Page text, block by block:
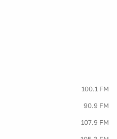
100.1 FM
90.9 FM
107.9 FM